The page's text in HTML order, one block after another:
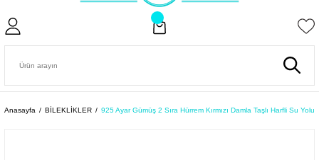
Anasayfa BİLEKLİKLER 925 Ayar Gümüş 2 Sıra Hürrem Kırmızı Damla Taşlı Harfli Su Yolu